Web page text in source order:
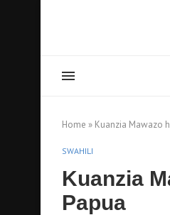
Home » Kuanzia Mawazo
SWAHILI
Kuanzia
Papua